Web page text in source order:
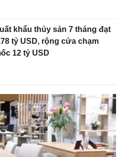
khẩu thủy sản 7 tháng đạt
tỷ USD, rộng cửa chạm
12 tỷ USD